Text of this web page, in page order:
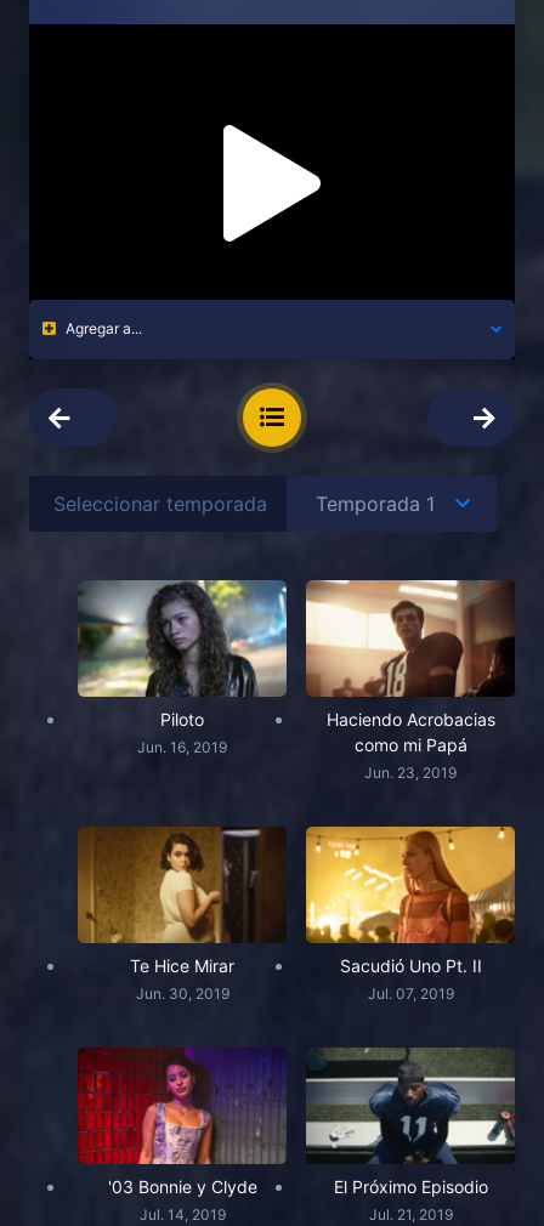
Agregar a...
Seleccionar temporada
Piloto
Jun. 16, 2019
Haciendo Acrobacias
como mi Papá
Jun. 23, 2019
Te Hice Mirar
Jun. 30, 2019
Sacudió Uno Pt. II
Jul. 07, 2019
'03 Bonnie y Clyde
Jul. 14, 2019
El Próximo Episodio
Jul. 21, 2019